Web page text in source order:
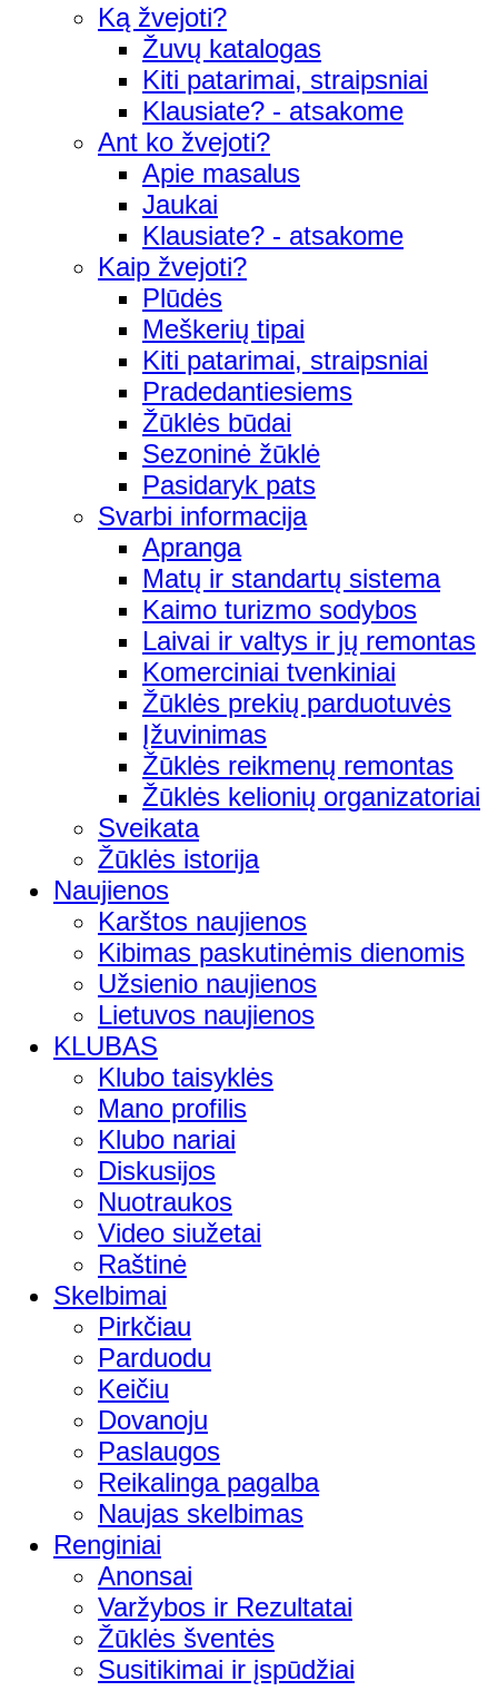
Ką žvejoti?
Žuvų katalogas
Kiti patarimai, straipsniai
Klausiate? - atsakome
Ant ko žvejoti?
Apie masalus
Jaukai
Klausiate? - atsakome
Kaip žvejoti?
Plūdės
Meškerių tipai
Kiti patarimai, straipsniai
Pradedantiesiems
Žūklės būdai
Sezoninė žūklė
Pasidaryk pats
Svarbi informacija
Apranga
Matų ir standartų sistema
Kaimo turizmo sodybos
Laivai ir valtys ir jų remontas
Komerciniai tvenkiniai
Žūklės prekių parduotuvės
Įžuvinimas
Žūklės reikmenų remontas
Žūklės kelionių organizatoriai
Sveikata
Žūklės istorija
Naujienos
Karštos naujienos
Kibimas paskutinėmis dienomis
Užsienio naujienos
Lietuvos naujienos
KLUBAS
Klubo taisyklės
Mano profilis
Klubo nariai
Diskusijos
Nuotraukos
Video siužetai
Raštinė
Skelbimai
Pirkčiau
Parduodu
Keičiu
Dovanoju
Paslaugos
Reikalinga pagalba
Naujas skelbimas
Renginiai
Anonsai
Varžybos ir Rezultatai
Žūklės šventės
Susitikimai ir įspūdžiai